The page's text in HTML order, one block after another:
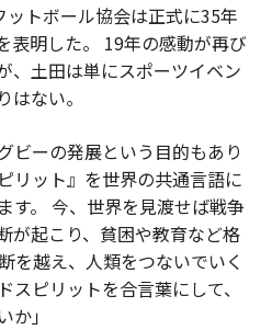
トボール協会は正式に35年
表明した。 19年の感動が再び
、土田は単にスポーツイベン
はない。
ビーの発展という目的もあり
リット』を世界の共通言語に
す。 今、世界を見渡せば戦争
が起こり、貧困や教育など格
を越え、人類をつないでいく
ピリットを合言葉にして、
」